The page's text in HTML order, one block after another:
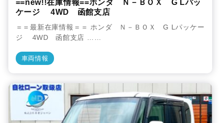
==new!!在庫情報==ホンダ Ｎ－ＢＯＸ G Lパッ
ケージ 4WD 函館支店
＝＝最新在庫情報＝＝ ホンダ Ｎ－ＢＯＸ G Lパッケー
ジ 4WD 函館支店 ……
車両情報